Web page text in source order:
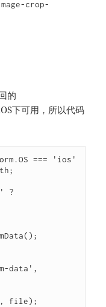
crop-
的
下可用，所以代码
file);